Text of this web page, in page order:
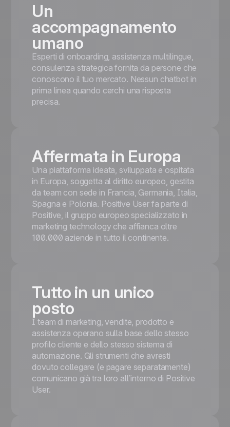
Un
accompagnamento
umano
Esperti di onboarding, assistenza multilingue,
consulenza strategica fornita da persone che
conoscono il tuo mercato. Nessun chatbot in
prima linea quando cerchi una risposta
precisa.
Affermata in Europa
Una piattaforma ideata, sviluppata e ospitata
in Europa, soggetta al diritto europeo, gestita
da team con sede in Francia, Germania, Italia,
Spagna e Polonia. Positive User fa parte di
Positive, il gruppo europeo specializzato in
marketing technology che affianca oltre
100.000 aziende in tutto il continente.
Tutto in un unico
posto
I team di marketing, vendite, prodotto e
assistenza operano sulla base dello stesso
profilo cliente e dello stesso sistema di
automazione. Gli strumenti che avresti
dovuto collegare (e pagare separatamente)
comunicano già tra loro all’interno di Positive
User.